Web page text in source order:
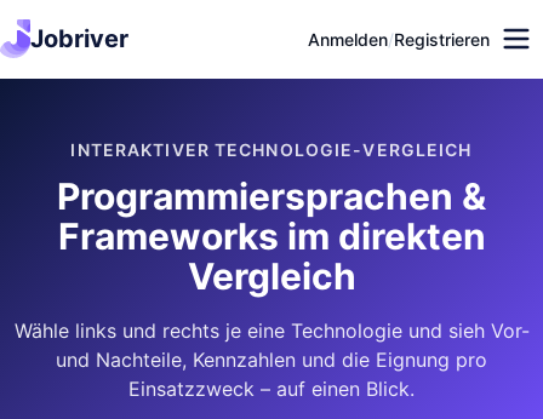
Jobriver Anmelden/Registrieren
INTERAKTIVER TECHNOLOGIE-VERGLEICH
Programmiersprachen &
Frameworks im direkten
Vergleich
Wähle links und rechts je eine Technologie und sieh Vor-
und Nachteile, Kennzahlen und die Eignung pro
Einsatzzweck – auf einen Blick.